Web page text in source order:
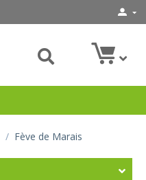
/ Fève de Marais